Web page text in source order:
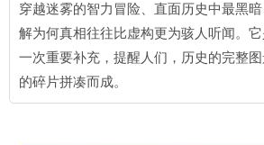
穿越迷雾的智力冒险、直面历史中最黑
解为何真相往往比虚构更为骇人听闻。
一次重要补充，提醒人们，历史的完整
的碎片拼凑而成。